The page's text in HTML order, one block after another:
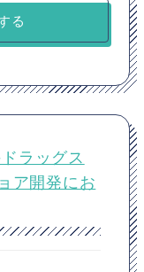
る
ラッグス
ア開発にお